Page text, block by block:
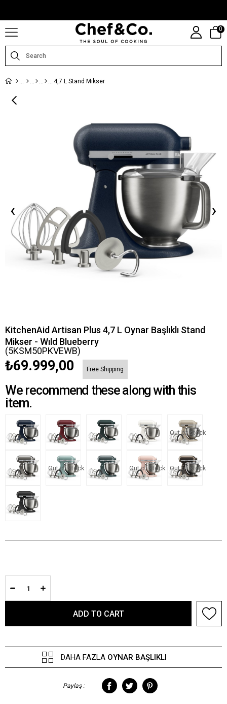
0
4,7 L Stand Mikser
‹ ›
KitchenAid Artisan Plus 4,7 L Oynar Başlıklı Stand
Mikser - Wıld Blueberry
(5KSM50PKVEWB)
₺69.999,00 Free Shipping
We recommend these along with this
item.
Out of stock
Out of stock Out of stock Out of stock
DAHA FAZLA OYNAR BAŞLIKLI
Paylaş :